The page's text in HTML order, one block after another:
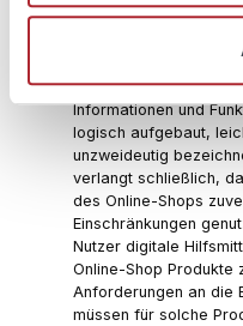
erfordert, dass die
auch von Nutzern mit
können. Die
Informationen und
logisch aufgebaut,
unzweideutig
verlangt schließlich,
des Online-Shops
Einschränkungen
Nutzer digitale
Online-Shop Produkte
Anforderungen an die
müssen für solche